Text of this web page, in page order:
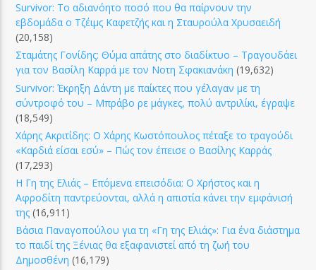
Survivor: Το αδιανόητο ποσό που θα παίρνουν την
εβδομάδα ο Τζέιμς Καφετζής και η Σταυρούλα Χρυσαειδή
(20,158)
Σταμάτης Γονίδης: Θύμα απάτης στο διαδίκτυο – Τραγουδάει
για τον Βασίλη Καρρά με τον Νοτη Σφακιανάκη (19,632)
Survivor: Έκρηξη Δάντη με παίκτες που γέλαγαν με τη
σύντροφό του – Μπράβο ρε μάγκες, πολύ αντριλίκι, έγραψε
(18,549)
Χάρης Ακριτίδης: Ο Χάρης Κωστόπουλος πέταξε το τραγούδι
«Καρδιά είσαι εσύ» – Πώς τον έπεισε ο Βασίλης Καρράς
(17,293)
Η Γη της Ελιάς – Επόμενα επεισόδια: Ο Χρήστος και η
Αφροδίτη παντρεύονται, αλλά η απιστία κάνει την εμφάνισή
της (16,911)
Βάσια Παναγοπούλου για τη «Γη της Ελιάς»: Για ένα διάστημα
το παιδί της Ξένιας θα εξαφανιστεί από τη ζωή του
Δημοσθένη (16,179)